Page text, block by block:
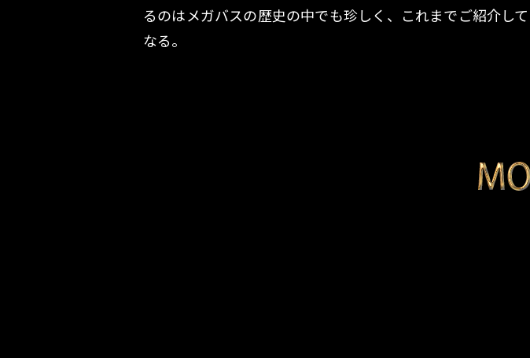
るのはメガバスの歴史の中でも珍しく、これまでご紹介し
なる。